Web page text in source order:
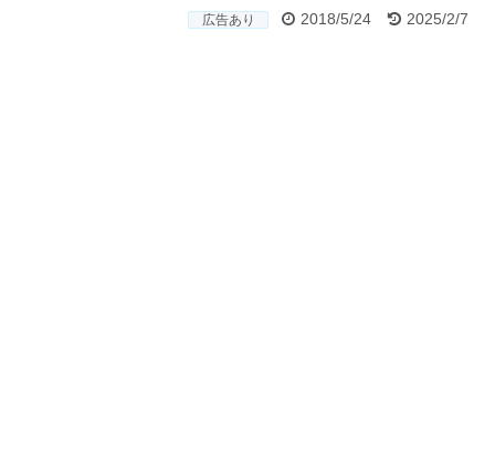
広告あり 2018/5/24 2025/2/7